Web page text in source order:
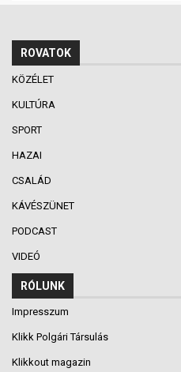
ROVATOK
KÖZÉLET
KULTÚRA
SPORT
HAZAI
CSALÁD
KÁVÉSZÜNET
PODCAST
VIDEÓ
RÓLUNK
Impresszum
Klikk Polgári Társulás
Klikkout magazin